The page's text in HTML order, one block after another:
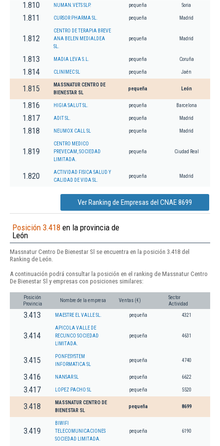
1.810 NUMAN.VETS SLP. pequeña Soria
1.811 CURSOR PHARMA SL. pequeña Madrid
1.812
CENTRO DE TERAPIA BREVE
ANA BELEN MEDIALDEA
SL.
pequeña Madrid
1.813 MADIA LEVA S.L. pequeña Coruña
1.814 CLINIMEC SL pequeña Jaén
1.815
MASSNATUR CENTRO DE
BIENESTAR SL
pequeña León
1.816 HIGIA SALUT SL. pequeña Barcelona
1.817 ADIT SL. pequeña Madrid
1.818 NEUMOX CALL SL pequeña Madrid
1.819
CENTRO MEDICO
PREVECAM, SOCIEDAD
LIMITADA.
pequeña Ciudad Real
1.820
ACTIVIDAD FISICA SALUD Y
CALIDAD DE VIDA SL.
pequeña Madrid
Ver Ranking de Empresas del CNAE 8699
Posición 3.418 en la provincia de
León
Massnatur Centro De Bienestar Sl se encuentra en la posición 3.418 del
Ranking de León.
A continuación podrá consultar la posición en el ranking de Massnatur Centro
De Bienestar Sl y empresas con posiciones similares:
Posición
Provincia
Nombre de la empresa Ventas (€)
Sector
Actividad
3.413 MAESTRE EL VALLE SL. pequeña 4321
3.414
APICOLA VALLE DE
RECUNCO SOCIEDAD
LIMITADA.
pequeña 4631
3.415
PONFESYSTEM
INFORMATICA SL
pequeña 4740
3.416 NANSAR SL pequeña 6622
3.417 LOPEZ PACHO SL pequeña 5520
3.418
MASSNATUR CENTRO DE
BIENESTAR SL
pequeña 8699
3.419
BIWIFI
TELECOMUNICACIONES
SOCIEDAD LIMITADA.
pequeña 6190